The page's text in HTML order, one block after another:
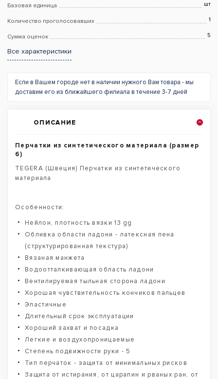
Базовая единица шт
Количество проголосовавших 1
Сумма оценок 5
Все характеристики
Если в Вашем городе нет в наличии нужного Вам товара - мы
доставим его из ближайшего филиала в течение 3-7 дней
ОПИСАНИЕ
Перчатки из синтетического материала (размер
6)
TEGERA (Швеция) Перчатки из синтетического
материала
Особенности:
Нейлон, плотность вязки 13 gg
Обливка области ладони - латексная пена
(структурированная текстура)
Вязаная манжета
Водоотталкивающая область ладони
Вентилируемая тыльная сторона ладони
Хорошая чувствительность кончиков пальцев
Эластичные
Длительный срок эксплуатации
Хороший захват и посадка
Легкие и воздухопроницаемые
Степень подвижности руки - 5
Тип перчаток - защита от минимальных рисков
Защита от истирания, от царапин и рваных ран, от